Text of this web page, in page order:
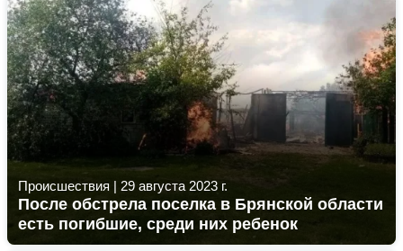
Происшествия | 29 августа 2023 г.
После обстрела поселка в Брянской области
есть погибшие, среди них ребенок